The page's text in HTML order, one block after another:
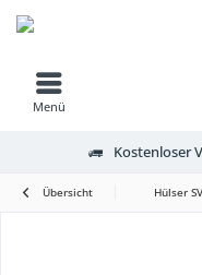
Menü
Kostenloser
Übersicht Hülser